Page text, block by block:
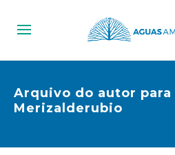
Arquivo do autor para
Merizalderubio